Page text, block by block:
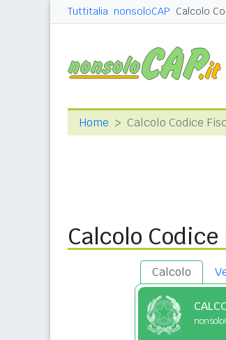
Tuttitalia nonsoloCAP Calcolo
Home Calcolo Codice
Calcolo
Calcolo